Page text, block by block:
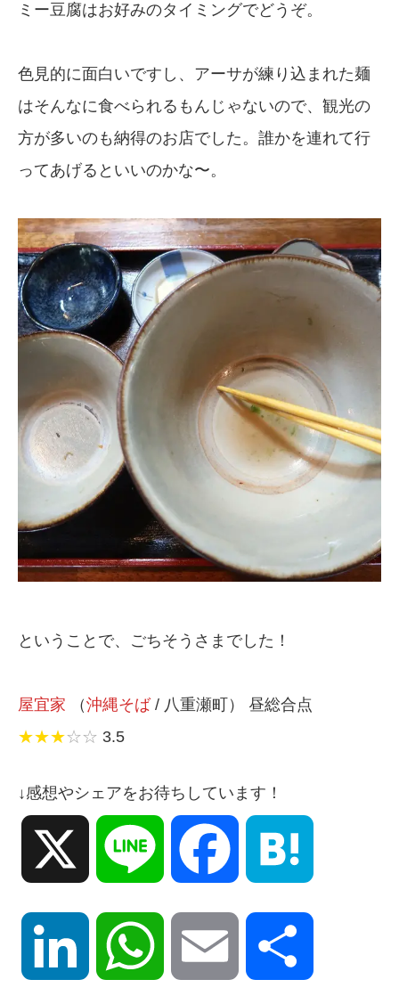
ミー豆腐はお好みのタイミングでどうぞ。
色見的に面白いですし、アーサが練り込まれた麺
はそんなに食べられるもんじゃないので、観光の
方が多いのも納得のお店でした。誰かを連れて行
ってあげるといいのかな〜。
ということで、ごちそうさまでした！
屋宜家 （沖縄そば/ 八重瀬町） 昼総合点
★★★☆☆ 3.5
↓感想やシェアをお待ちしています！
Line Facebook
LinkedIn WhatsApp Email